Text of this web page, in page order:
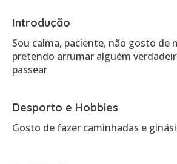
Introdução
Sou calma, paciente, não gosto de
pretendo arrumar alguém
passear
Desporto e Hobbies
Gosto de fazer caminhadas e